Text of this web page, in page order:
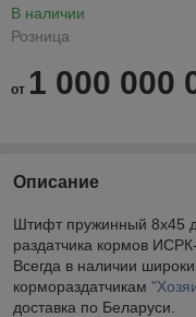
В наличии
Розница
от 1 000 000
Описание
Штифт пружинный 8х45
раздатчика кормов
Всегда в наличии
кормораздатчикам
доставка по Беларуси.